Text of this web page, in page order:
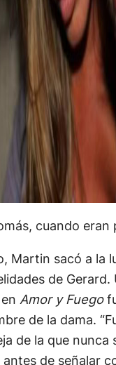
cuando eran
Martin sacó a la
de Gerard.
Amor y Fuego
de la dama.
de la que nunca
antes de señalar